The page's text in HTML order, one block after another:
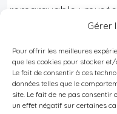
Gérer
Pour offrir les meilleures
que les cookies pour stocker
Le fait de consentir à ces
données telles que le
site. Le fait de ne pas
un effet négatif sur certaines
remarquable :
traditionnels,
loisirs tels que le
aussi un accès
orientale ainsi que
son emplacement